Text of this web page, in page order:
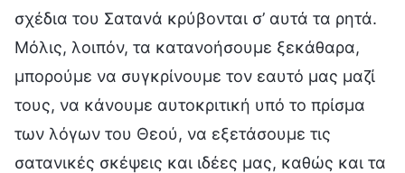
σχέδια του Σατανά κρύβονται σ’ αυτά τα ρητά.
Μόλις, λοιπόν, τα κατανοήσουμε ξεκάθαρα,
μπορούμε να συγκρίνουμε τον εαυτό μας μαζί
τους, να κάνουμε αυτοκριτική υπό το πρίσμα
των λόγων του Θεού, να εξετάσουμε τις
σατανικές σκέψεις και ιδέες μας, καθώς και τα